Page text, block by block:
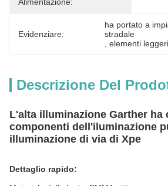
Evidenziare:
ha portato a
stradale
, elementi
Descrizione Del
L'alta illuminazione Garther ha
componenti dell'iluminazione
illuminazione di via di Xpe
Dettaglio rapido: